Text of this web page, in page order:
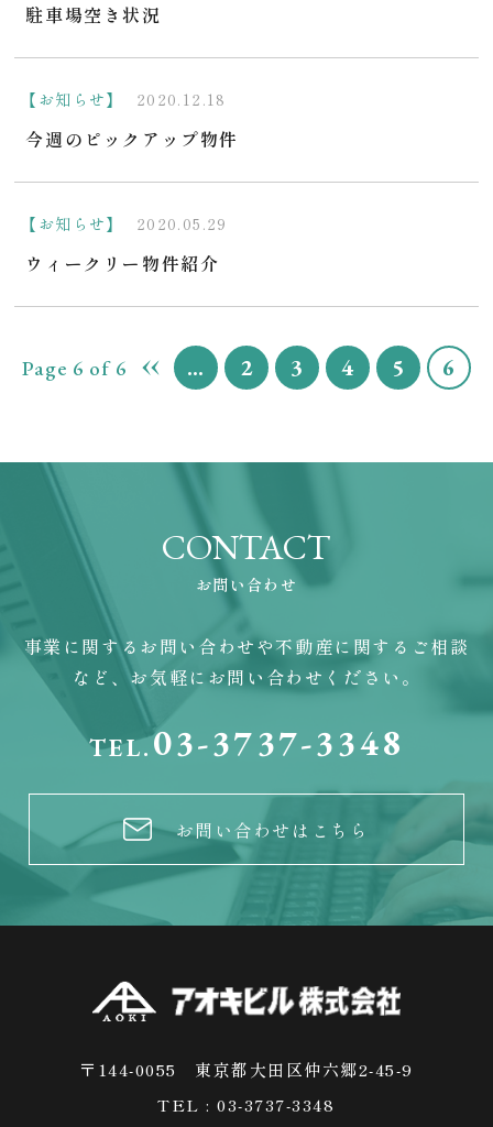
駐車場空き状況
【お知らせ】 2020.12.18
今週のピックアップ物件
【お知らせ】 2020.05.29
ウィークリー物件紹介
Page 6 of 6 « ... 2 3 4 5 6
CONTACT
お問い合わせ
事業に関するお問い合わせや不動産に関するご相談
など、お気軽にお問い合わせください。
TEL.03-3737-3348
お問い合わせはこちら
〒144-0055 東京都大田区仲六郷2-45-9
TEL : 03-3737-3348